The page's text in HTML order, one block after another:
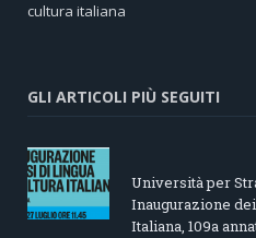
cultura italiana
GLI ARTICOLI PIÙ SEGUITI
Università per
Inaugurazione
Italiana, 109a